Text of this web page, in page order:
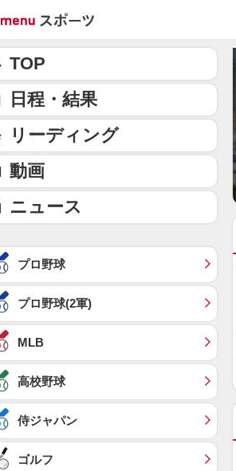
TOP
日程・結果
リーディング
動画
ニュース
プロ野球
プロ野球(2軍)
MLB
高校野球
侍ジャパン
ゴルフ